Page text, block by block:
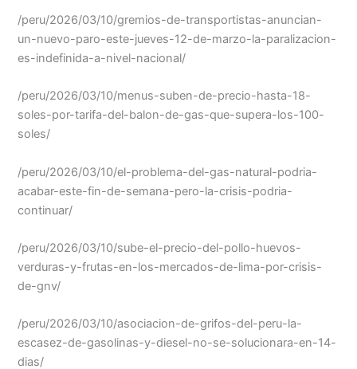
/peru/2026/03/10/gremios-de-transportistas-anuncian-
un-nuevo-paro-este-jueves-12-de-marzo-la-paralizacion-
es-indefinida-a-nivel-nacional/
/peru/2026/03/10/menus-suben-de-precio-hasta-18-
soles-por-tarifa-del-balon-de-gas-que-supera-los-100-
soles/
/peru/2026/03/10/el-problema-del-gas-natural-podria-
acabar-este-fin-de-semana-pero-la-crisis-podria-
continuar/
/peru/2026/03/10/sube-el-precio-del-pollo-huevos-
verduras-y-frutas-en-los-mercados-de-lima-por-crisis-
de-gnv/
/peru/2026/03/10/asociacion-de-grifos-del-peru-la-
escasez-de-gasolinas-y-diesel-no-se-solucionara-en-14-
dias/